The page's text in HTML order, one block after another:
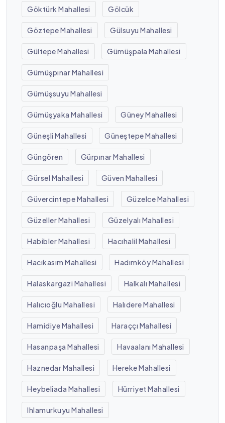
Göktürk Mahallesi Gölcük
Göztepe Mahallesi Gülsuyu Mahallesi
Gültepe Mahallesi Gümüşpala Mahallesi
Gümüşpınar Mahallesi
Gümüşsuyu Mahallesi
Gümüşyaka Mahallesi Güney Mahallesi
Güneşli Mahallesi Güneştepe Mahallesi
Güngören Gürpınar Mahallesi
Gürsel Mahallesi Güven Mahallesi
Güvercintepe Mahallesi Güzelce Mahallesi
Güzeller Mahallesi Güzelyalı Mahallesi
Habibler Mahallesi Hacıhalil Mahallesi
Hacıkasım Mahallesi Hadımköy Mahallesi
Halaskargazi Mahallesi Halkalı Mahallesi
Halıcıoğlu Mahallesi Halıdere Mahallesi
Hamidiye Mahallesi Haraççı Mahallesi
Hasanpaşa Mahallesi Havaalanı Mahallesi
Haznedar Mahallesi Hereke Mahallesi
Heybeliada Mahallesi Hürriyet Mahallesi
Ihlamurkuyu Mahallesi